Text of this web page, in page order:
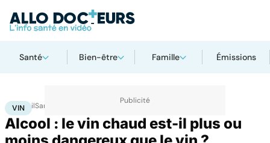
Santé Bien-être Famille Émissions
AccueilSanté
VIN
Alcool : le vin chaud est-il plus ou